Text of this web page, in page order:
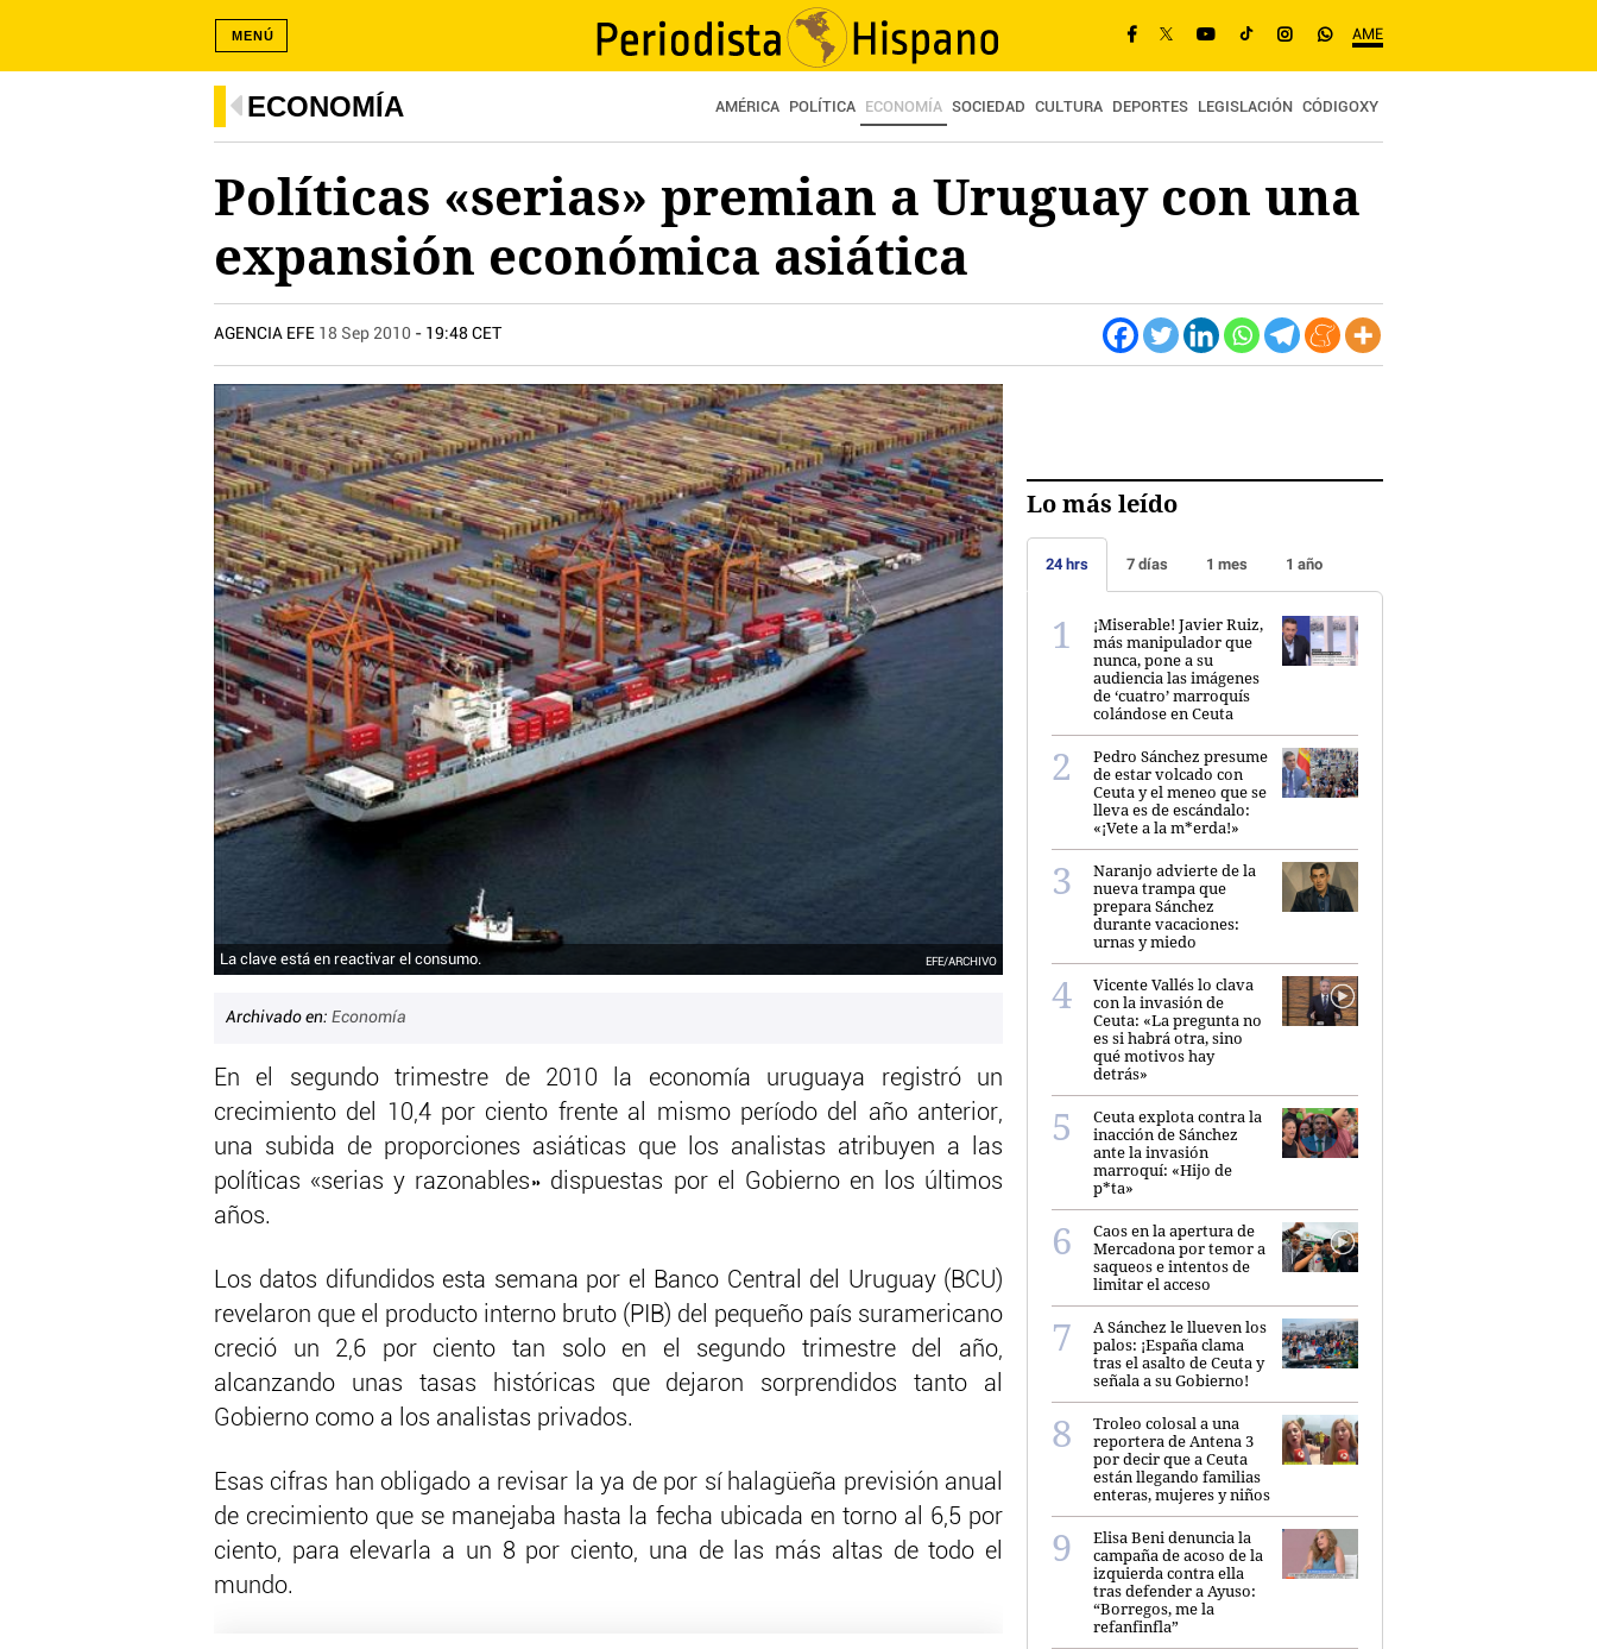
AME
MENÚ
ECONOMÍA AMÉRICA POLÍTICA ECONOMÍA SOCIEDAD CULTURA DEPORTES LEGISLACIÓN CÓDIGOXY
Políticas «serias» premian a Uruguay con una
expansión económica asiática
AGENCIA EFE 18 Sep 2010 - 19:48 CET
La clave está en reactivar el consumo. EFE/ARCHIVO
Archivado en: Economía
En el segundo trimestre de 2010 la economía uruguaya registró un
crecimiento del 10,4 por ciento frente al mismo período del año anterior,
una subida de proporciones asiáticas que los analistas atribuyen a las
políticas «serias y razonables» dispuestas por el Gobierno en los últimos
años.
Los datos difundidos esta semana por el Banco Central del Uruguay (BCU)
revelaron que el producto interno bruto (PIB) del pequeño país suramericano
creció un 2,6 por ciento tan solo en el segundo trimestre del año,
alcanzando unas tasas históricas que dejaron sorprendidos tanto al
Gobierno como a los analistas privados.
Esas cifras han obligado a revisar la ya de por sí halagüeña previsión anual
de crecimiento que se manejaba hasta la fecha ubicada en torno al 6,5 por
ciento, para elevarla a un 8 por ciento, una de las más altas de todo el
mundo.
Lo más leído
24 hrs 7 días 1 mes 1 año
¡Miserable! Javier Ruiz,
más manipulador que
nunca, pone a su
audiencia las imágenes
de ‘cuatro’ marroquís
colándose en Ceuta
Pedro Sánchez presume
de estar volcado con
Ceuta y el meneo que se
lleva es de escándalo:
«¡Vete a la m*erda!»
Naranjo advierte de la
nueva trampa que
prepara Sánchez
durante vacaciones:
urnas y miedo
Vicente Vallés lo clava
con la invasión de
Ceuta: «La pregunta no
es si habrá otra, sino
qué motivos hay
detrás»
Ceuta explota contra la
inacción de Sánchez
ante la invasión
marroquí: «Hijo de
p*ta»
Caos en la apertura de
Mercadona por temor a
saqueos e intentos de
limitar el acceso
A Sánchez le llueven los
palos: ¡España clama
tras el asalto de Ceuta y
señala a su Gobierno!
Troleo colosal a una
reportera de Antena 3
por decir que a Ceuta
están llegando familias
enteras, mujeres y niños
Elisa Beni denuncia la
campaña de acoso de la
izquierda contra ella
tras defender a Ayuso:
“Borregos, me la
refanfinfla”